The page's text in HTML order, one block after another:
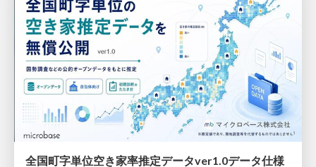
全国町字単位空き家率推定データver1.0データ仕様